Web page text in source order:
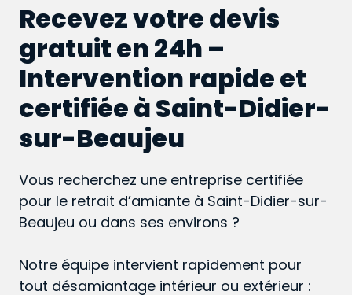
Recevez votre devis
gratuit en 24h –
Intervention rapide et
certifiée à Saint-Didier-
sur-Beaujeu
Vous recherchez une entreprise certifiée
pour le retrait d’amiante à Saint-Didier-sur-
Beaujeu ou dans ses environs ?
Notre équipe intervient rapidement pour
tout désamiantage intérieur ou extérieur :